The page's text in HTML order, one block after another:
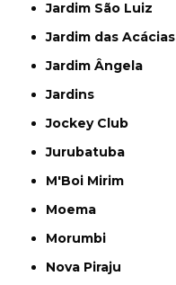
Jardim São Luiz
Jardim das Acácias
Jardim Ângela
Jardins
Jockey Club
Jurubatuba
M'Boi Mirim
Moema
Morumbi
Nova Piraju